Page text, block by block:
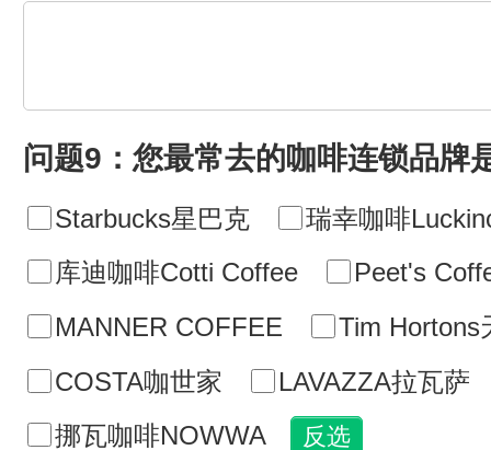
问题9：您最常去的咖啡连锁品牌
Starbucks星巴克
瑞幸咖啡
库迪咖啡Cotti Coffee
Peet's
MANNER COFFEE
Tim Hortons
COSTA咖世家
LAVAZZA拉瓦萨
挪瓦咖啡NOWWA